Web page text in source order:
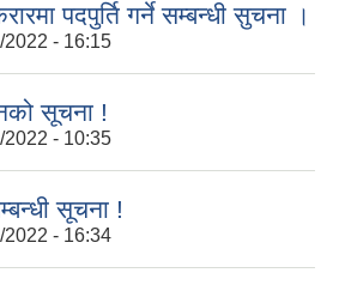
पदपुर्ति गर्ने सम्बन्धी सुचना ।
2022 - 16:15
सूचना !
2022 - 10:35
सूचना !
2022 - 16:34